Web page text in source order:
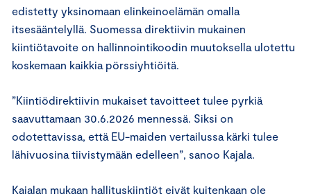
edistetty yksinomaan elinkeinoelämän omalla
itsesääntelyllä. Suomessa direktiivin mukainen
kiintiötavoite on hallinnointikoodin muutoksella ulotettu
koskemaan kaikkia pörssiyhtiöitä.
”Kiintiödirektiivin mukaiset tavoitteet tulee pyrkiä
saavuttamaan 30.6.2026 mennessä. Siksi on
odotettavissa, että EU-maiden vertailussa kärki tulee
lähivuosina tiivistymään edelleen”, sanoo Kajala.
Kajalan mukaan hallituskiintiöt eivät kuitenkaan ole